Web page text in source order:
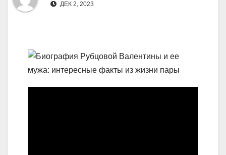
ДЕК 2, 2023